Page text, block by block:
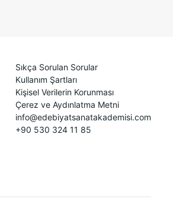
Sıkça Sorulan Sorular
Kullanım Şartları
Kişisel Verilerin Korunması
Çerez ve Aydınlatma Metni
info@edebiyatsanatakademisi.com
+90 530 324 11 85